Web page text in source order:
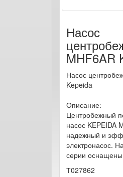
Насос
MHF6AR
Насос
Kepeida
Описание:
Центробежный
насос KEPEIDA
надежный и
электронасос.
серии
Т027862